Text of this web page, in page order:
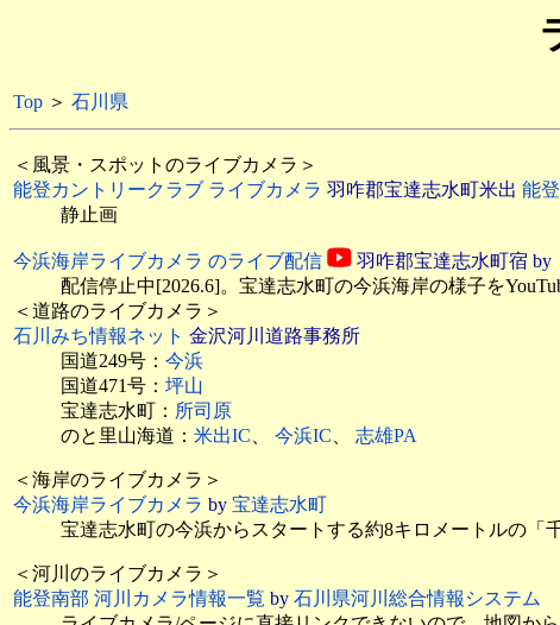
Top ＞ 石川県
＜風景・スポットのライブカメラ＞
能登カントリークラブ ライブカメラ 羽咋郡宝達志水町米出 能
静止画
今浜海岸ライブカメラ のライブ配信
羽咋郡宝達志水町宿 by
配信停止中[2026.6]。宝達志水町の今浜海岸の様子を
＜道路のライブカメラ＞
石川みち情報ネット 金沢河川道路事務所
国道249号： 今浜
国道471号： 坪山
宝達志水町： 所司原
のと里山海道： 米出IC、 今浜IC、 志雄PA
＜海岸のライブカメラ＞
今浜海岸ライブカメラ by 宝達志水町
宝達志水町の今浜からスタートする約8キロメートルの「
＜河川のライブカメラ＞
能登南部 河川カメラ情報一覧 by 石川県河川総合情報システム